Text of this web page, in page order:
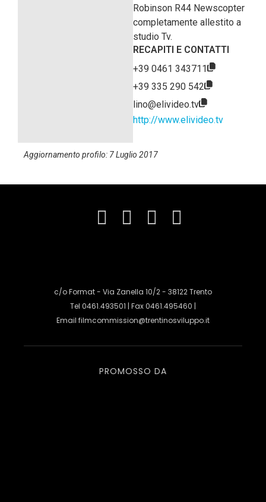
Robinson R44 Newscopter
completamente allestito a
studio Tv.
RECAPITI E CONTATTI
+39 0461 343711
+39 335 290 542
lino@elivideo.tv
http://www.elivideo.tv
Aggiornamento profilo: 7 Luglio 2017
c/o Format - Via Zanella 10/2 - 38122 Trento
Tel 0461.493501 | Fax 0461.495460 |
Email filmcommission@trentinosviluppo.it
PROMOSSO DA